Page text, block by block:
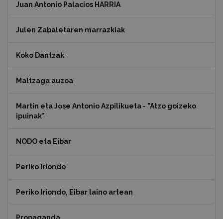
Juan Antonio Palacios HARRIA
Julen Zabaletaren marrazkiak
Koko Dantzak
Maltzaga auzoa
Martin eta Jose Antonio Azpilikueta - "Atzo goizeko
ipuinak"
NODO eta Eibar
Periko Iriondo
Periko Iriondo, Eibar laino artean